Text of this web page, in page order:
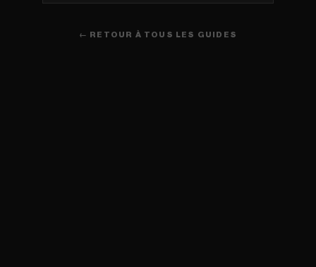
← RETOUR À TOUS LES GUIDES